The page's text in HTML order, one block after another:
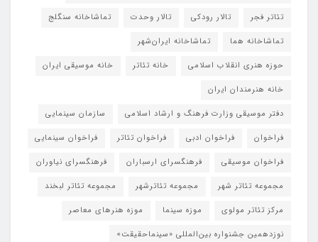
تئاتر فجر
تالار رودکی تالار وحدت
تماشاخانه سنگلج
تماشاخانه هما
تماشاخانه‌ ایران‌شهر
حوزه هنری انقلاب اسلامی
خانه تئاتر
خانه موسیقی ایران
خانه هنرمندان ایران
دفتر موسیقی وزارت فرهنگ و ارشاد اسلامی
سازمان سینمایی
فراخوان
فراخوان ادبی فراخوان تئاتر
فراخوان سینمایی
فراخوان موسیقی
فرهنگسرای ارسباران
فرهنگسرای نیاوران
مجموعه تئاتر شهر
مجموعه تئاترشهر
مجموعه تئاتر لبخند
مرکز تئاتر مولوی
موزه سینما
موزه هنرهای معاصر
نوزدهمین جشنواره بین‌المللی «سینماحقیقت»